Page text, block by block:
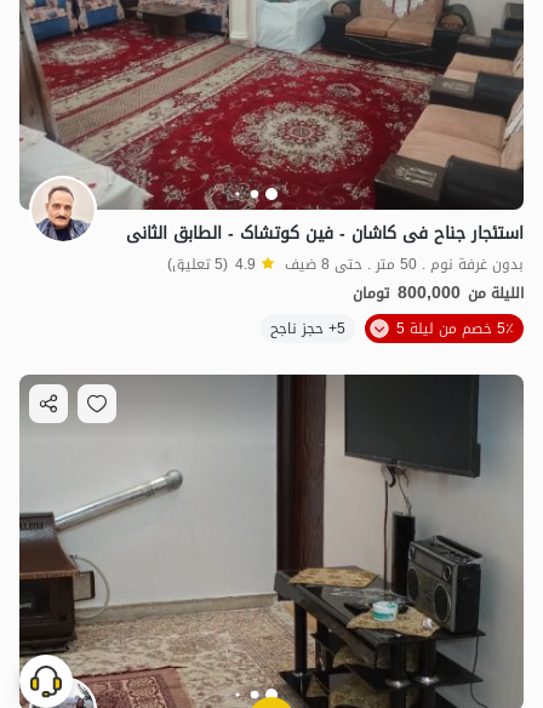
استئجار جناح فی کاشان - فین کوتشاک - الطابق الثانی
بدون غرفة نوم . 50 متر . حتى 8 ضيف 4.9 (5 تعليق)
الليلة من 800,000 تومان
5٪ خصم من ليلة 5
5+ حجز ناجح